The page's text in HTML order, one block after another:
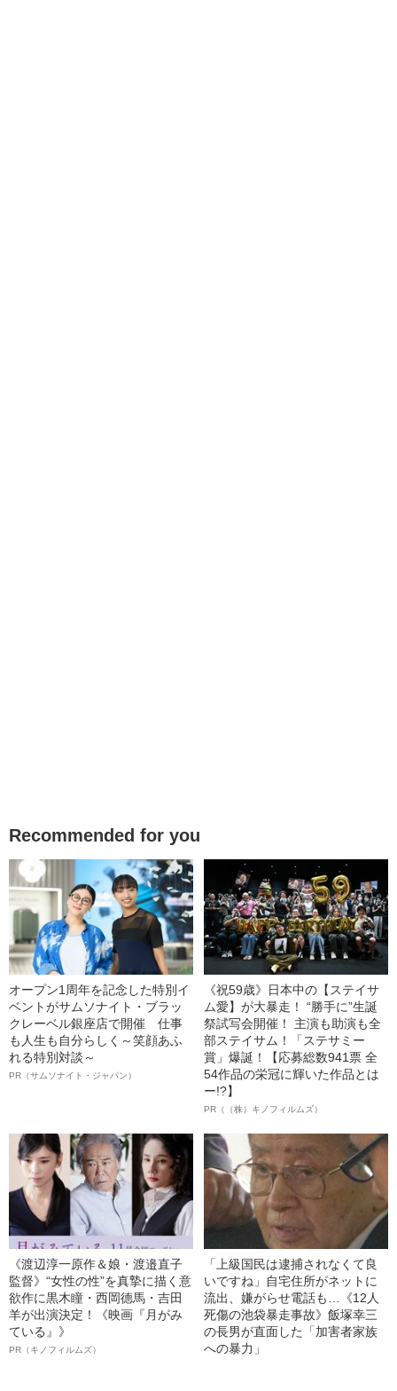
Recommended for you
オープン1周年を記念した特別イ
ベントがサムソナイト・ブラッ
クレーベル銀座店で開催 仕事
も人生も自分らしく～笑顔あふ
れる特別対談～
PR（サムソナイト・ジャパン）
《祝59歳》日本中の【ステイサ
ム愛】が大暴走！ “勝手に”生誕
祭試写会開催！ 主演も助演も全
部ステイサム！「ステサミー
賞」爆誕！【応募総数941票 全
54作品の栄冠に輝いた作品とは
ー!?】
PR（（株）キノフィルムズ）
《渡辺淳一原作＆娘・渡邉直子
監督》“女性の性”を真摯に描く意
欲作に黒木瞳・西岡德馬・吉田
羊が出演決定！《映画『月がみ
ている』》
PR（キノフィルムズ）
「上級国民は逮捕されなくて良
いですね」自宅住所がネットに
流出、嫌がらせ電話も…《12人
死傷の池袋暴走事故》飯塚幸三
の長男が直面した「加害者家族
への暴力」